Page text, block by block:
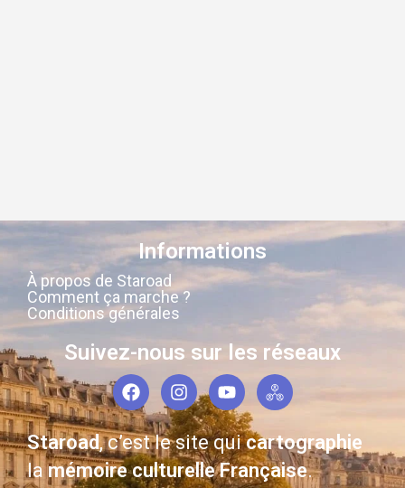
Informations
À propos de Staroad
Comment ça marche ?
Conditions générales
Suivez-nous sur les réseaux
Staroad, c’est le site quicartographie
lamémoire culturelle Française.